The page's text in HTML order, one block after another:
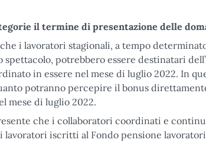
il termine di presentazione delle
i lavoratori stagionali, a tempo
spettacolo, potrebbero essere destinatari
in essere nel mese di luglio 2022. In
potranno percepire il bonus
mese di luglio 2022.
che i collaboratori coordinati e
iscritti al Fondo pensione